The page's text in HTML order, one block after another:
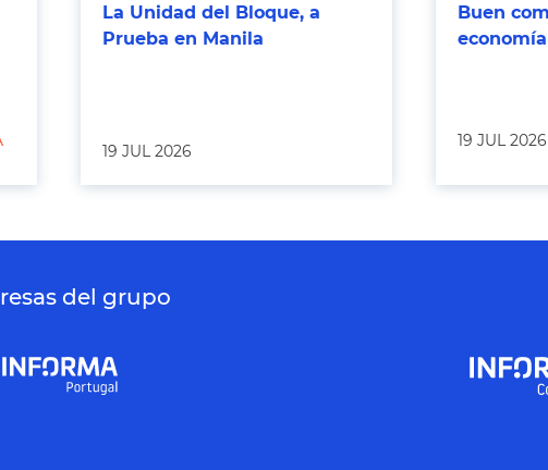
La Unidad del Bloque, a
Prueba en Manila
19 JUL 2026
Buen
economía
19 JUL 2026
del grupo